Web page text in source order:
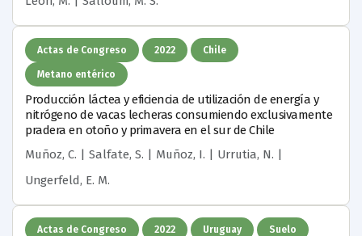
Actas de Congreso 2022 Chile
Metano entérico
Producción láctea y eficiencia de utilización de energía y
nitrógeno de vacas lecheras consumiendo exclusivamente
pradera en otoño y primavera en el sur de Chile
Muñoz, C. | Salfate, S. | Muñoz, I. | Urrutia, N. |
Ungerfeld, E. M.
Actas de Congreso 2022 Uruguay Suelo